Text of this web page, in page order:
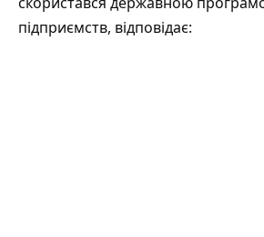
підприємств, відповідає: